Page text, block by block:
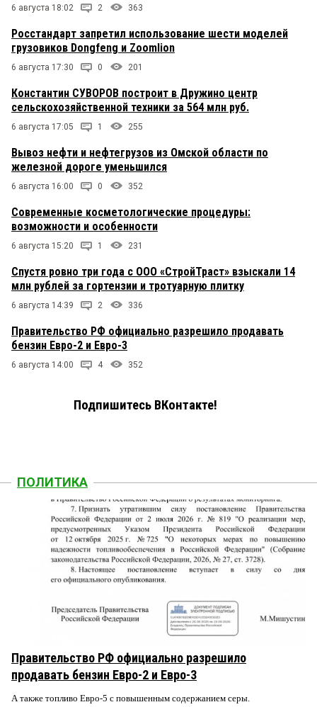
6 августа 18:02 2 363
Росстандарт запретил использование шести моделей
грузовиков Dongfeng и Zoomlion
6 августа 17:30 0 201
Константин СУВОРОВ построит в Дружино центр
сельскохозяйственной техники за 564 млн руб.
6 августа 17:05 1 255
Вывоз нефти и нефтегрузов из Омской области по
железной дороге уменьшился
6 августа 16:00 0 352
Современные косметологические процедуры:
возможности и особенности
6 августа 15:20 1 231
Спустя ровно три года с ООО «СтройТраст» взыскали 14
млн рублей за гортензии и тротуарную плитку
6 августа 14:39 2 336
Правительство РФ официально разрешило продавать
бензин Евро-2 и Евро-3
6 августа 14:00 4 352
Подпишитесь ВКонтакте!
ПОЛИТИКА
Правительство РФ официально разрешило
продавать бензин Евро-2 и Евро-3
А также топливо Евро-5 с повышенным содержанием серы.